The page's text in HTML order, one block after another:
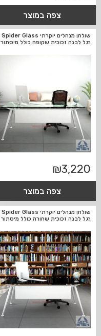
צפה במוצר
שולחן מנהלים יוקרתי Spider Glass
רגל לבנה זכוכית שקופה כולל מיסתור
₪3,220
צפה במוצר
שולחן מנהלים יוקרתי Spider Glass
רגל לבנה זכוכית שחורה כולל מיסתור